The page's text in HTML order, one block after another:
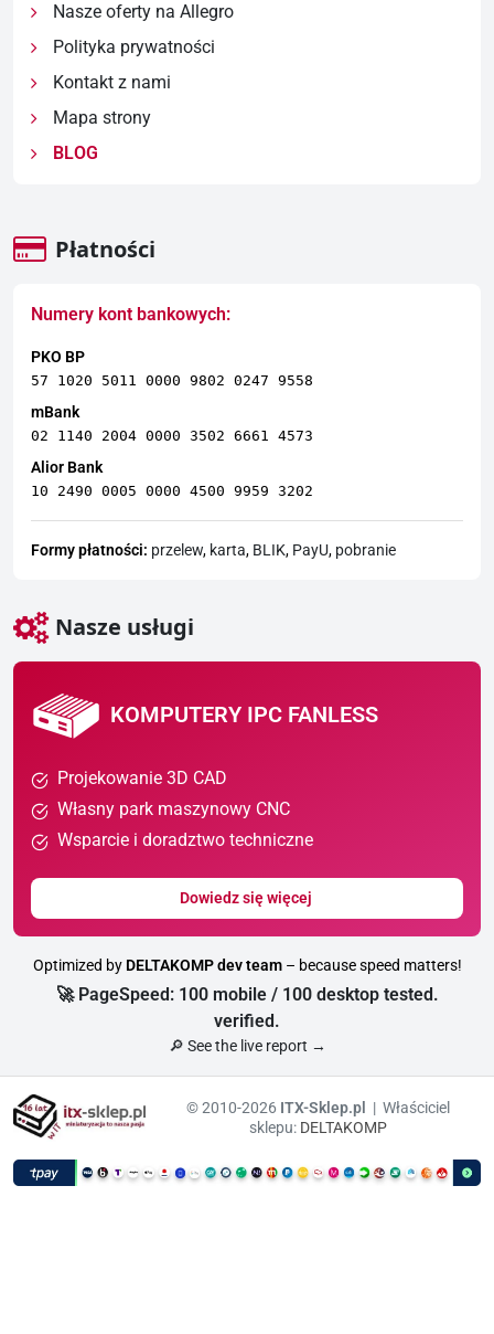
Nasze oferty na Allegro
Polityka prywatności
Kontakt z nami
Mapa strony
BLOG
Płatności
Numery kont bankowych:
PKO BP
57 1020 5011 0000 9802 0247 9558
mBank
02 1140 2004 0000 3502 6661 4573
Alior Bank
10 2490 0005 0000 4500 9959 3202
Formy płatności: przelew, karta, BLIK, PayU, pobranie
Nasze usługi
KOMPUTERY IPC FANLESS
Projekowanie 3D CAD
Własny park maszynowy CNC
Wsparcie i doradztwo techniczne
Dowiedz się więcej
Optimized by DELTAKOMP dev team– because speed matters!
🚀 PageSpeed: 100 mobile / 100 desktop tested.
verified.
🔎 See the live report →
© 2010-2026 ITX-Sklep.pl
| Właściciel
sklepu: DELTAKOMP